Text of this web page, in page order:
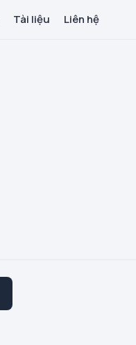
Tài liệu Liên hệ